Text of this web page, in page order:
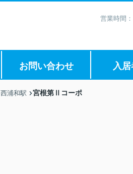
営業時間
お問い合わせ 入
西浦和駅 宮根第Ⅱコーポ